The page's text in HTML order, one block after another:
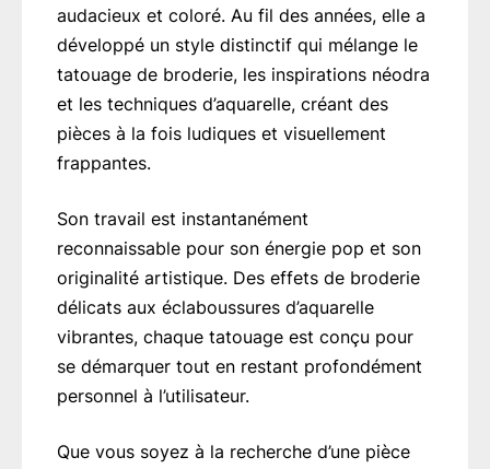
audacieux et coloré. Au fil des années, elle a
développé un style distinctif qui mélange le
tatouage de broderie, les inspirations néodra
et les techniques d’aquarelle, créant des
pièces à la fois ludiques et visuellement
frappantes.
Son travail est instantanément
reconnaissable pour son énergie pop et son
originalité artistique. Des effets de broderie
délicats aux éclaboussures d’aquarelle
vibrantes, chaque tatouage est conçu pour
se démarquer tout en restant profondément
personnel à l’utilisateur.
Que vous soyez à la recherche d’une pièce